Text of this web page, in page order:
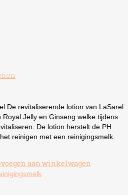
De revitaliserende lotion van LaSarel
Jelly en Ginseng welke tijdens
De lotion herstelt de PH
reinigen met een reinigingsmelk.
aan winkelwagen